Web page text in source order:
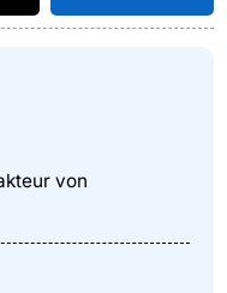
von